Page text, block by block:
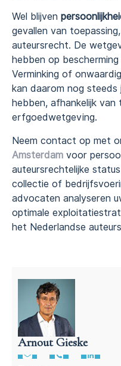
Wel blijven
gevallen van
auteursrecht. De
hebben op
Verminking of
kan daarom nog steeds
hebben, afhankelijk
erfgoedwetgeving.
Neem contact op met
Amsterdam voor
auteursrechtelijke
collectie of
advocaten analyseren
optimale
het Nederlandse
Arnout Gieske
Advocaat intellectueel